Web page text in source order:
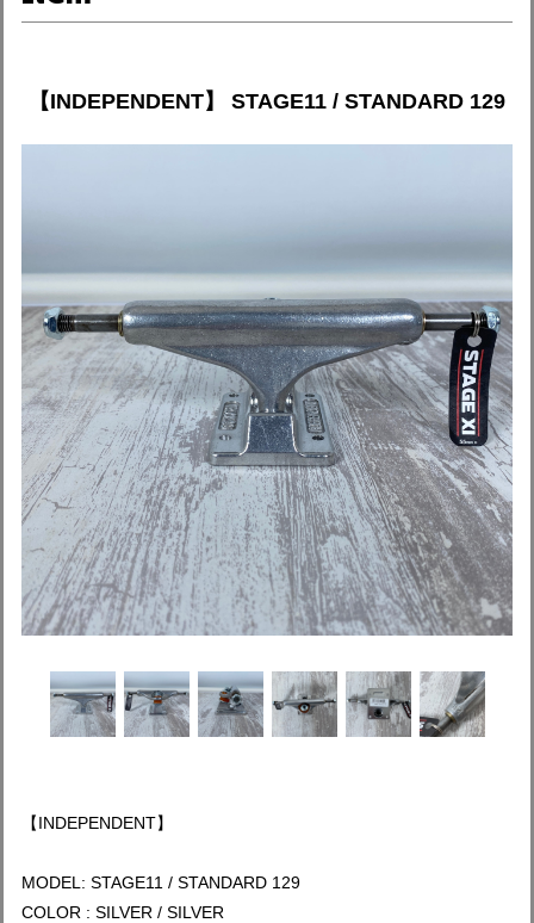
【INDEPENDENT】 STAGE11 / STANDARD 129
【INDEPENDENT】
MODEL: STAGE11 / STANDARD 129
COLOR : SILVER / SILVER